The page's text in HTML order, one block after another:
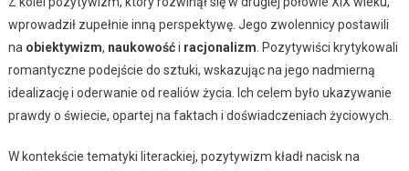
wprowadził zupełnie inną perspektywę. Jego zwolennicy postawili
na obiektywizm, naukowośći racjonalizm . Pozytywiści krytykowali
romantyczne podejście do sztuki, wskazując na jego nadmierną
idealizację i oderwanie od realiów życia. Ich celem było ukazywanie
prawdy o świecie, opartej na faktach i doświadczeniach życiowych.
W kontekście tematyki literackiej, pozytywizm kładł nacisk na